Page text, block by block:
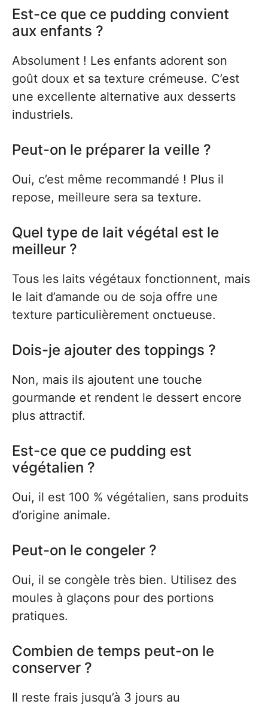
Est-ce que ce pudding convient
aux enfants ?
Absolument ! Les enfants adorent son
goût doux et sa texture crémeuse. C’est
une excellente alternative aux desserts
industriels.
Peut-on le préparer la veille ?
Oui, c’est même recommandé ! Plus il
repose, meilleure sera sa texture.
Quel type de lait végétal est le
meilleur ?
Tous les laits végétaux fonctionnent, mais
le lait d’amande ou de soja offre une
texture particulièrement onctueuse.
Dois-je ajouter des toppings ?
Non, mais ils ajoutent une touche
gourmande et rendent le dessert encore
plus attractif.
Est-ce que ce pudding est
végétalien ?
Oui, il est 100 % végétalien, sans produits
d’origine animale.
Peut-on le congeler ?
Oui, il se congèle très bien. Utilisez des
moules à glaçons pour des portions
pratiques.
Combien de temps peut-on le
conserver ?
Il reste frais jusqu’à 3 jours au